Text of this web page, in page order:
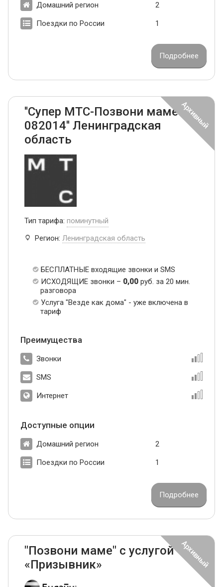
Домашний регион 2
Поездки по России 1
Подробнее
''Супер МТС-Позвони маме
082014'' Ленинградская
область
Тип тарифа: поминутный
Регион: Ленинградская область
БЕСПЛАТНЫЕ входящие звонки и SMS
ИСХОДЯЩИЕ звонки – 0,00 руб. за 20 мин.
разговора
Услуга "Везде как дома" - уже включена в
тариф
Преимущества
Звонки
SMS
Интернет
Доступные опции
Домашний регион 2
Поездки по России 1
Подробнее
"Позвони маме" с услугой
«Призывник»